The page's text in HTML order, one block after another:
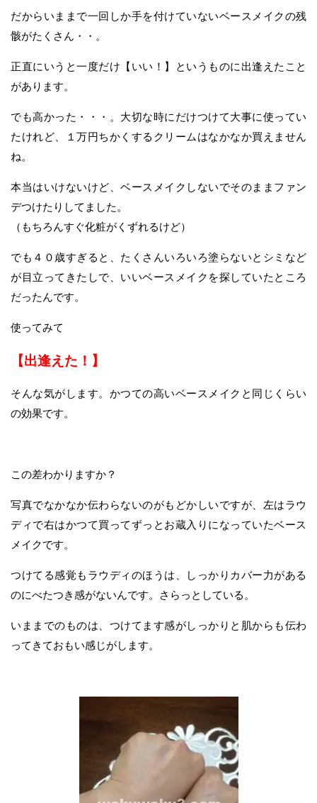
だからいままで一回しか手を付けていないベースメイクの残
骸がたくさん・・。
正直にいうと一度だけ【いい！】というものに出逢えたこと
があります。
でも高かった・・・。大切な時にだけつけて大事に使ってい
たけれど、１万円ちかくするクリームはなかなか買えません
ね。
本当はいけないけど、ベースメイクしないでそのままファン
デつけたりしてました。
（もちろんすぐ化粧がくずれるけど）
でも４０歳すぎると、たくさんいろいろ塗らないとシミなど
が目立ってきたしで、いいベースメイクを探していたところ
だったんです。
使ってみて
【出逢えた！】
そんな気がします。かつての高いベースメイクと同じくらい
の効果です。
この差わかりますか？
写真でなかなか伝わらないのがもどかしいですが、左はラウ
ディで右はかつて買ってずっとお蔵入りになっていたベース
メイクです。
つけてる感覚もラウディのほうは、しっかりカバー力がある
のにべたつき感がないんです。さらっとしている。
いままでのものは、つけてます感がしっかりと肌からも伝わ
ってきておもい感じがします。